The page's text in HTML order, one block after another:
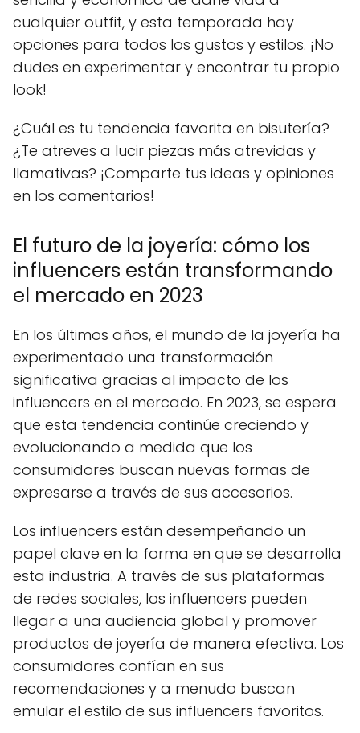
cualquier outfit, y esta temporada hay
opciones para todos los gustos y estilos. ¡No
dudes en experimentar y encontrar tu propio
look!
¿Cuál es tu tendencia favorita en bisutería?
¿Te atreves a lucir piezas más atrevidas y
llamativas? ¡Comparte tus ideas y opiniones
en los comentarios!
El futuro de la joyería: cómo los
influencers están transformando
el mercado en 2023
En los últimos años, el mundo de la joyería ha
experimentado una transformación
significativa gracias al impacto de los
influencers en el mercado. En 2023, se espera
que esta tendencia continúe creciendo y
evolucionando a medida que los
consumidores buscan nuevas formas de
expresarse a través de sus accesorios.
Los influencers están desempeñando un
papel clave en la forma en que se desarrolla
esta industria. A través de sus plataformas
de redes sociales, los influencers pueden
llegar a una audiencia global y promover
productos de joyería de manera efectiva. Los
consumidores confían en sus
recomendaciones y a menudo buscan
emular el estilo de sus influencers favoritos.